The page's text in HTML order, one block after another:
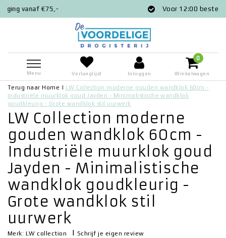
Voor 12:00 besteld = zelfde dag
Menu Verlanglijst Inloggen
0
Winkelwagen
Terug naar Home | LW Collection moderne gouden wandklok 60cm -
Industriële muurklok goud Jayden - Minimalistische wandklok
goudkleurig - Grote wandklok stil uurwerk
LW Collection moderne
gouden wandklok 60cm -
Industriële muurklok goud
Jayden - Minimalistische
wandklok goudkleurig -
Grote wandklok stil
uurwerk
Merk: LW collection | Schrijf je eigen review